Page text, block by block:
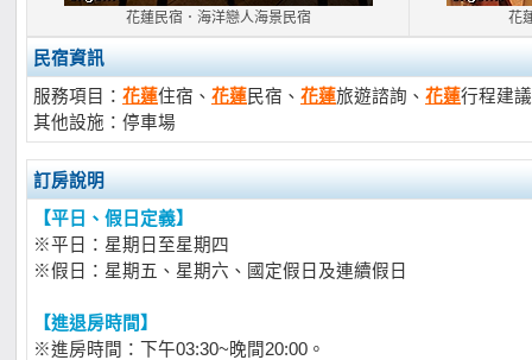
花蓮民宿．海洋戀人海景民宿 花
民宿資訊
服務項目： 花蓮住宿、 花蓮民宿、 花蓮旅遊諮詢、 花蓮行程建議
其他設施：停車場
訂房說明
【平日、假日定義】
※平日：星期日至星期四
※假日：星期五、星期六、國定假日及連續假日
【進退房時間】
※進房時間：下午03:30~晚間20:00。